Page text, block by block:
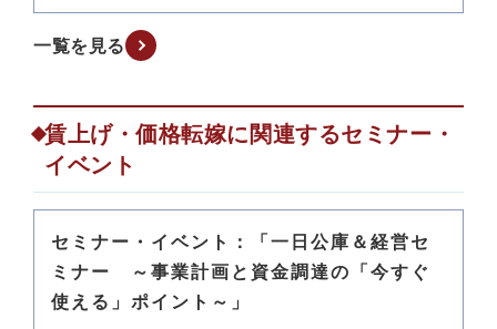
一覧を見る
賃上げ・価格転嫁に関連するセミナー・
イベント
セミナー・イベント：「一日公庫＆経営セ
ミナー ～事業計画と資金調達の「今すぐ
使える」ポイント～」